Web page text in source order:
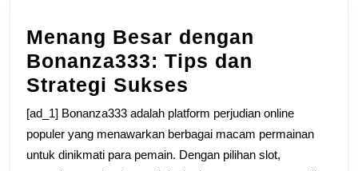
Menang Besar dengan
Bonanza333: Tips dan
Strategi Sukses
Besar
dengan
Bonanza333:
[ad_1] Bonanza333 adalah platform perjudian online
populer yang menawarkan berbagai macam permainan
untuk dinikmati para pemain. Dengan pilihan slot,